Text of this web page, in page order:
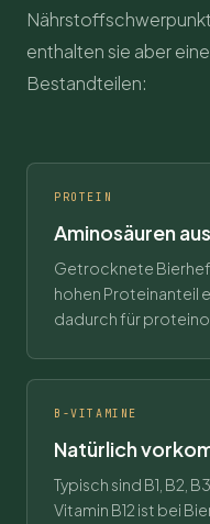
enthalten sie aber
Bestandteilen:
PROTEIN
Aminosäuren
Getrocknete
hohen Proteinanteil
dadurch für
B-VITAMINE
Natürlich
Typisch sind B1, B2,
Vitamin B12 ist bei